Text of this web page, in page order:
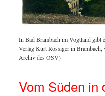
In Bad Brambach im Vogtland gibt
Verlag Kurt Rössiger in Brambach,
Archiv des OSV)
Vom Süden in